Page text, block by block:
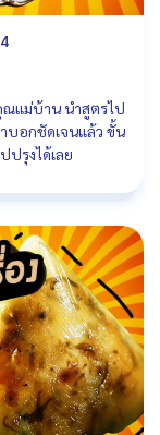
ณแม่บ้าน นำสูตรไป
บอกชัดเจนแล้ว ขั้น
รุงได้เลย